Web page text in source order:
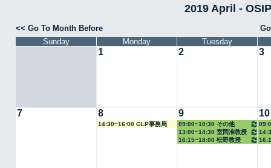
2019 April -
<< Go To Month Before
Sunday
Monday Tuesday
1 2 3
7 8
14:30~16:00 GLP事務局
9
09:00~10:30 その他
13:00~14:30 室岡准教授
16:15~18:00 松野教授
10